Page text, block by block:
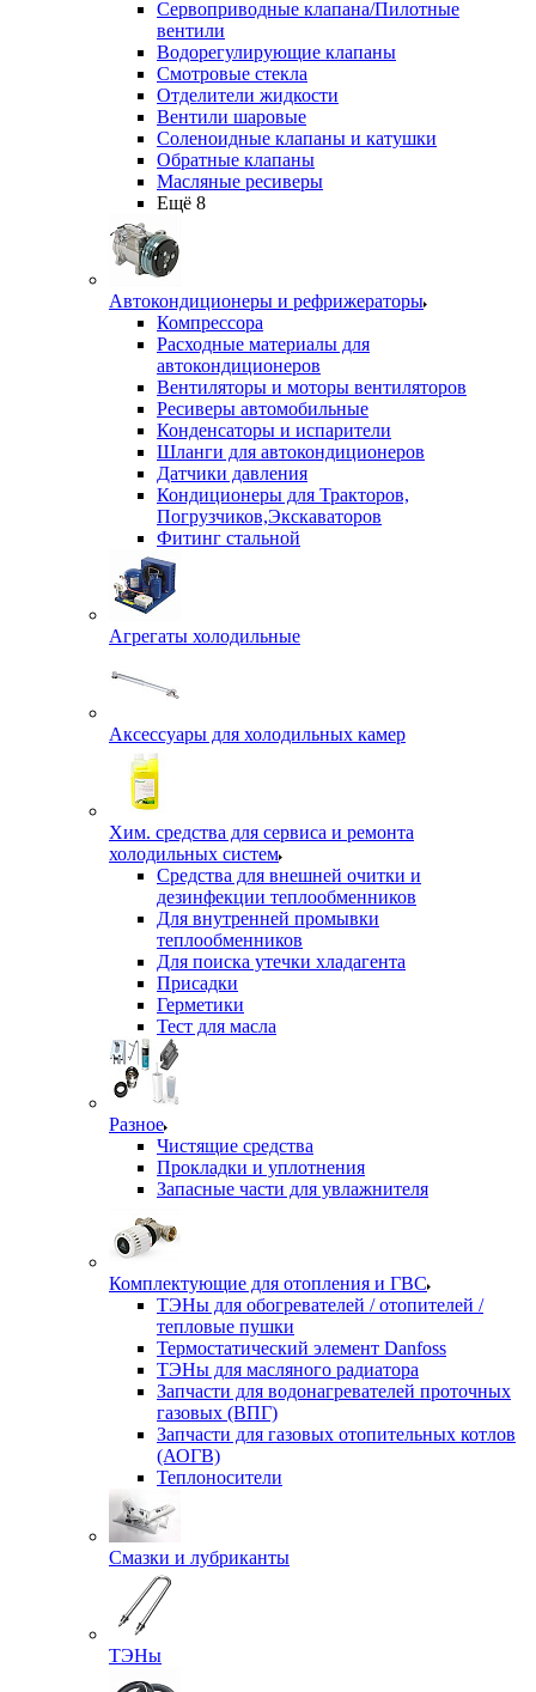
Сервоприводные клапана/Пилотные
вентили
Водорегулирующие клапаны
Смотровые стекла
Отделители жидкости
Вентили шаровые
Соленоидные клапаны и катушки
Обратные клапаны
Масляные ресиверы
Ещё 8
Автокондиционеры и рефрижераторы
Компрессора
Расходные материалы для
автокондиционеров
Вентиляторы и моторы вентиляторов
Ресиверы автомобильные
Конденсаторы и испарители
Шланги для автокондиционеров
Датчики давления
Кондиционеры для Тракторов,
Погрузчиков,Экскаваторов
Фитинг стальной
Агрегаты холодильные
Аксессуары для холодильных камер
Хим. средства для сервиса и ремонта
холодильных систем
Средства для внешней очитки и
дезинфекции теплообменников
Для внутренней промывки
теплообменников
Для поиска утечки хладагента
Присадки
Герметики
Тест для масла
Разное
Чистящие средства
Прокладки и уплотнения
Запасные части для увлажнителя
Комплектующие для отопления и ГВС
ТЭНы для обогревателей / отопителей /
тепловые пушки
Термостатический элемент Danfoss
ТЭНы для масляного радиатора
Запчасти для водонагревателей проточных
газовых (ВПГ)
Запчасти для газовых отопительных котлов
(АОГВ)
Теплоносители
Смазки и лубриканты
ТЭНы